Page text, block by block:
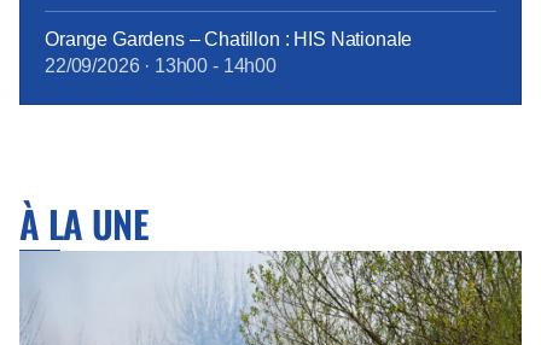
Orange Gardens – Chatillon : HIS Nationale
22/09/2026· 13h00 - 14h00
À LA UNE